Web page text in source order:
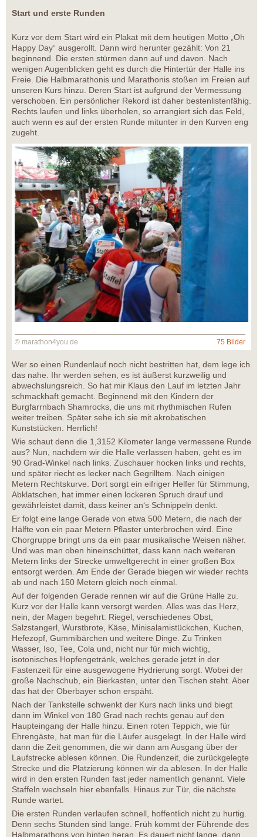
Start und erste Runden
Kurz vor dem Start wird ein Plakat mit dem heutigen Motto „Oh
Happy Day“ ausgerollt. Dann wird herunter gezählt: Von 21
beginnend. Die ersten stürmen dann auf und davon. Nach
wenigen Augenblicken geht es durch die Hintertür der Halle ins
Freie. Die Halbmarathonis und Marathonis stoßen im Freien auf
unseren Kurs hinzu. Deren Start ist aufgrund der Vermessung
verschoben. Ein persönlicher Rekord ist daher bestenlistenfähig.
Rechts laufen und links überholen, so arrangiert sich das Feld,
auch wenn es auf der ersten Runde mitunter in den Kurven eng
zugeht.
© marathon4you.de 75 Bilder
Wer so einen Rundenlauf noch nicht bestritten hat, dem lege ich
das nahe. Ihr werden sehen, es ist äußerst kurzweilig und
abwechslungsreich. So hat mir Klaus den Lauf im letzten Jahr
schmackhaft gemacht. Beginnend mit den Kindern der
Burgfarrnbach Shamrocks, die uns mit rhythmischen Rufen
weiter treiben. Später sehe ich sie mit akrobatischen
Kunststücken. Herrlich!
Wie schaut denn die 1,3152 Kilometer lange vermessene Runde
aus? Nun, nachdem wir die Halle verlassen haben, geht es im
90 Grad-Winkel nach links. Zuschauer hocken links und rechts,
und später riecht es lecker nach Gegrilltem. Nach einigen
Metern Rechtskurve. Dort sorgt ein eifriger Helfer für Stimmung,
Abklatschen, hat immer einen lockeren Spruch drauf und
gewährleistet damit, dass keiner an‘s Schnippeln denkt.
Er folgt eine lange Gerade von etwa 500 Metern, die nach der
Hälfte von ein paar Metern Pflaster unterbrochen wird. Eine
Chorgruppe bringt uns da ein paar musikalische Weisen näher.
Und was man oben hineinschüttet, dass kann nach weiteren
Metern links der Strecke umweltgerecht in einer großen Box
entsorgt werden. Am Ende der Gerade biegen wir wieder rechts
ab und nach 150 Metern gleich noch einmal.
Auf der folgenden Gerade rennen wir auf die Grüne Halle zu.
Kurz vor der Halle kann versorgt werden. Alles was das Herz,
nein, der Magen begehrt: Riegel, verschiedenes Obst,
Salzstangerl, Wurstbrote, Käse, Minisalamistückchen, Kuchen,
Hefezopf, Gummibärchen und weitere Dinge. Zu Trinken
Wasser, Iso, Tee, Cola und, nicht nur für mich wichtig,
isotonisches Hopfengetränk, welches gerade jetzt in der
Fastenzeit für eine ausgewogene Hydrierung sorgt. Wobei der
große Nachschub, ein Bierkasten, unter den Tischen steht. Aber
das hat der Oberbayer schon erspäht.
Nach der Tankstelle schwenkt der Kurs nach links und biegt
dann im Winkel von 180 Grad nach rechts genau auf den
Haupteingang der Halle hinzu. Einen roten Teppich, wie für
Ehrengäste, hat man für die Läufer ausgelegt. In der Halle wird
dann die Zeit genommen, die wir dann am Ausgang über der
Laufstrecke ablesen können. Die Rundenzeit, die zurückgelegte
Strecke und die Platzierung können wir da ablesen. In der Halle
wird in den ersten Runden fast jeder namentlich genannt. Viele
Staffeln wechseln hier ebenfalls. Hinaus zur Tür, die nächste
Runde wartet.
Die ersten Runden verlaufen schnell, hoffentlich nicht zu hurtig.
Denn sechs Stunden sind lange. Früh kommt der Führende des
Halbmarathons von hinten heran. Es dauert nicht lange, dann